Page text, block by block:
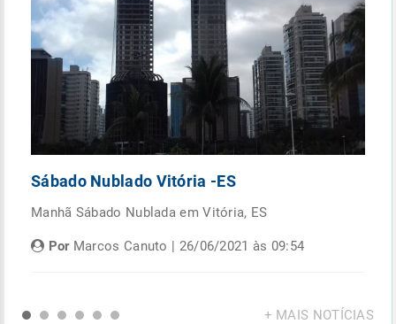
Sábado Nublado Vitória -ES
Manhã Sábado Nublada em Vitória, ES
PorMarcos Canuto | 26/06/2021 às 09:54
+ MAIS NOTÍCIAS